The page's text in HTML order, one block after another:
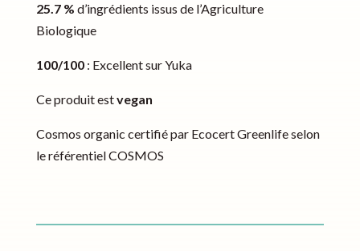
25.7 % d’ingrédients issus de l’Agriculture
Biologique
100/100: Excellent sur Yuka
Ce produit estvegan
Cosmos organic certifié par Ecocert Greenlife selon
le référentiel COSMOS